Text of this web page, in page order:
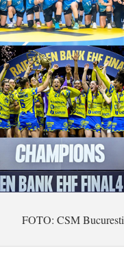
FOTO: CSM Bucuresti